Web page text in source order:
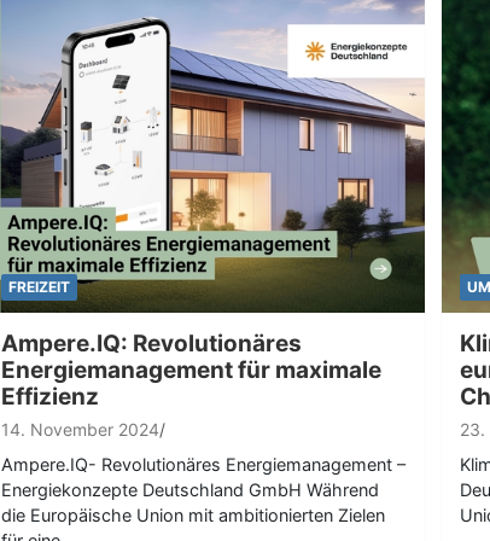
FREIZEIT
Ampere.IQ: Revolutionäres
Energiemanagement für maximale
Effizienz
14. November 2024
Ampere.IQ- Revolutionäres Energiemanagement –
Energiekonzepte Deutschland GmbH Während
die Europäische Union mit ambitionierten Zielen
23.